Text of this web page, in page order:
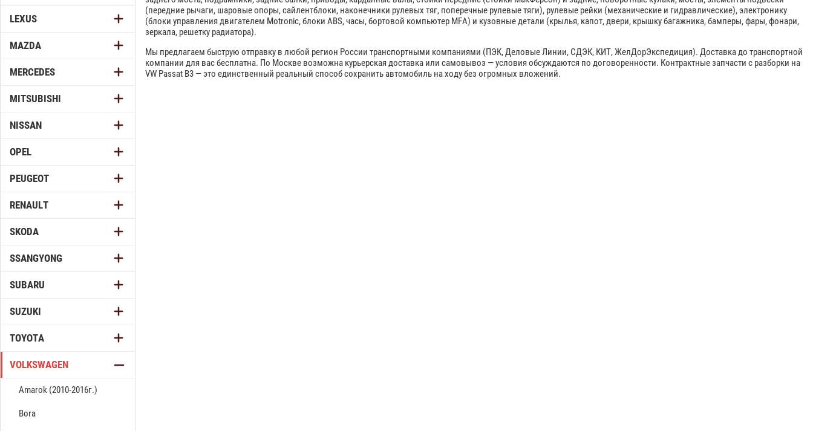
LEXUS
MAZDA
MERCEDES
MITSUBISHI
NISSAN
OPEL
PEUGEOT
RENAULT
SKODA
SSANGYONG
SUBARU
SUZUKI
TOYOTA
VOLKSWAGEN
Amarok (2010-2016г.)
Bora
(передние рычаги, шаровые опоры, сайлентблоки, наконечники рулевых тяг, поперечные рулевые тяги), рулевые рейки (механические и гидравлические), электронику
(блоки управления двигателем Motronic, блоки ABS, часы, бортовой компьютер MFA) и кузовные детали (крылья, капот, двери, крышку багажника, бамперы, фары, фонари,
зеркала, решетку радиатора).
Мы предлагаем быструю отправку в любой регион России транспортными компаниями (ПЭК, Деловые Линии, СДЭК, КИТ, ЖелДорЭкспедиция). Доставка до транспортной
компании для вас бесплатна. По Москве возможна курьерская доставка или самовывоз — условия обсуждаются по договоренности. Контрактные запчасти с разборки на
VW Passat B3 — это единственный реальный способ сохранить автомобиль на ходу без огромных вложений.